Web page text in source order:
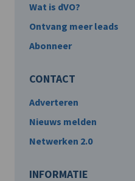
Wat is dVO?
Ontvang meer leads
Abonneer
CONTACT
Adverteren
Nieuws melden
Netwerken 2.0
INFORMATIE